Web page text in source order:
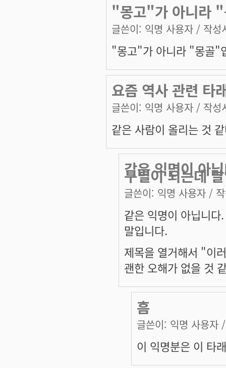
"몽고"가 아니라 "
글쓴이: 익명 사용자 / 작성
"몽고"가 아니라 "몽골"
요즘 역사 관련 타
글쓴이: 익명 사용자 / 작성
같은 사람이 올리는 것
같은 익명이 아
구별이 되는데
글쓴이: 익명 사용자 /
같은 익명이 아닙니
말입니다.
제목을 열거해서 "이
괜한 오해가 없을 것
흠
글쓴이: 익명 사용자
이 익명분은 이 타